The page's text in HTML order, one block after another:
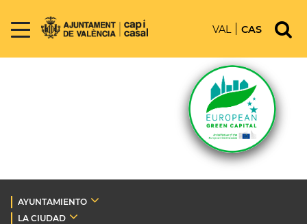
VAL CAS
AYUNTAMIENTO
LA CIUDAD